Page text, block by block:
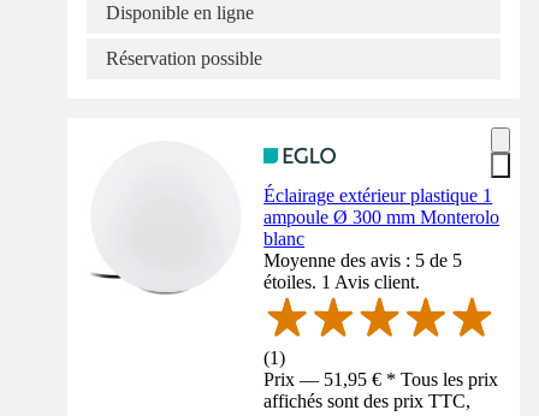
Disponible en ligne
Réservation possible
Éclairage extérieur plastique 1
ampoule Ø 300 mm Monterolo
blanc
Moyenne des avis : 5 de 5
étoiles. 1 Avis client.
(1)
Prix — 51,95 € * Tous les prix
affichés sont des prix TTC,